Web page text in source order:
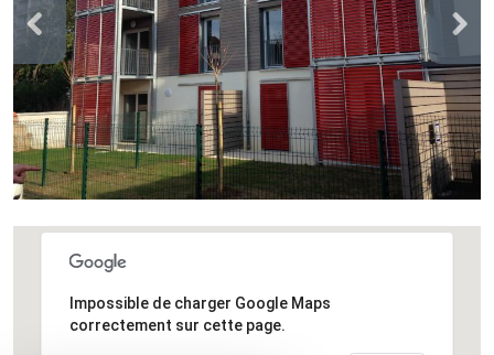
Impossible de charger Google Maps
correctement sur cette page.